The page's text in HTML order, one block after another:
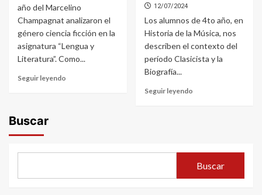
Sistema
Inmune
año del Marcelino
Champagnat analizaron el
género ciencia ficción en la
asignatura “Lengua y
Literatura”. Como...
Seguir leyendo
analiza
ficción
12/07/2024
Los alumnos de 4to año, en
Historia de la Música, nos
describen el contexto del
período Clasicista y la
Biografía...
Seguir leyendoRead
Biografía
Buscar
Buscar